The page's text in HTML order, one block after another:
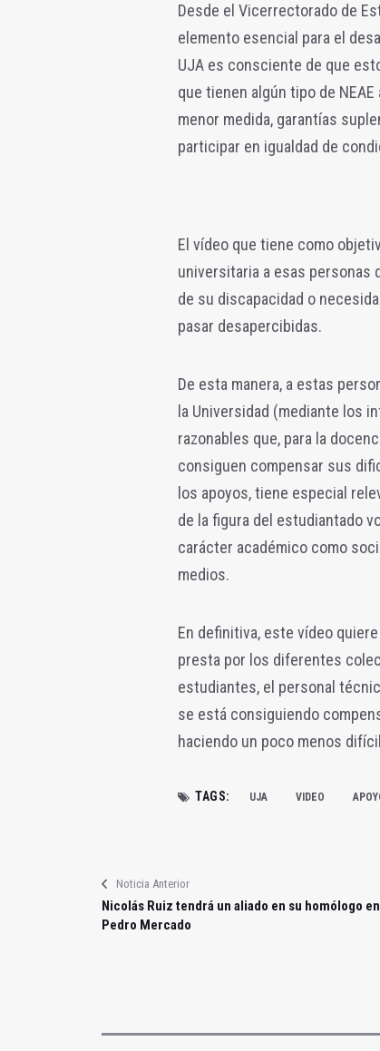
Desde el Vicerrectorado de
elemento esencial para el
UJA es consciente de que
que tienen algún tipo de
menor medida, garantías
participar en igualdad de
El vídeo que tiene como
universitaria a esas personas
de su discapacidad o
pasar desapercibidas.
De esta manera, a estas
la Universidad (mediante los
razonables que, para la
consiguen compensar sus
los apoyos, tiene especial
de la figura del estudiantado
carácter académico como
medios.
En definitiva, este vídeo
presta por los diferentes
estudiantes, el personal
se está consiguiendo
haciendo un poco menos
TAGS: UJA VIDEO
Noticia Anterior
Nicolás Ruiz tendrá un aliado en su homólogo
Pedro Mercado